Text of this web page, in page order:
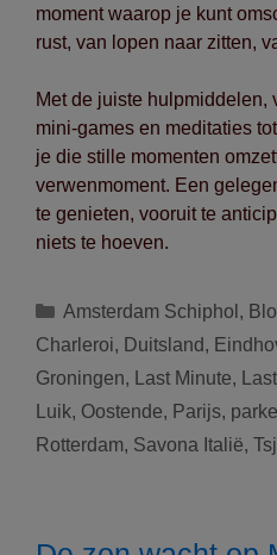
moment waarop je kunt
rust, van lopen naar zitten,
Met de juiste hulpmiddelen,
mini-games en meditaties
je die stille momenten
verwenmoment. Een
te genieten, vooruit te
niets te hoeven.
Categorieën
Amsterdam Schiphol ,
Charleroi, Duitsland,
Groningen, Last Minute,
Luik, Oostende, Parijs,
Rotterdam, Savona Italië,